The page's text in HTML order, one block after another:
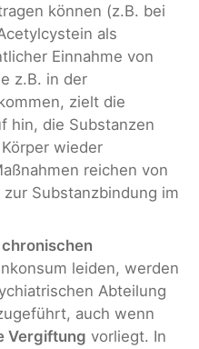
können (z.B. bei
als
Einnahme von
z.B. in der
zielt die
hin, die Substanzen
wieder
reichen von
Substanzbindung im
chronischen
leiden, werden
Abteilung
auch wenn
Vergiftung vorliegt. In